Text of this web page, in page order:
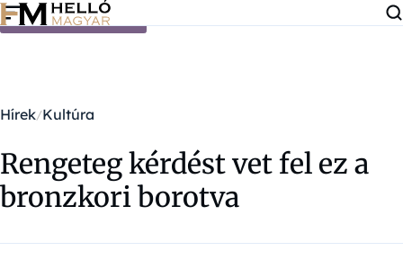
Ugrás a tartalomra
Hírek Kultúra
Rengeteg kérdést vet fel ez a
bronzkori borotva